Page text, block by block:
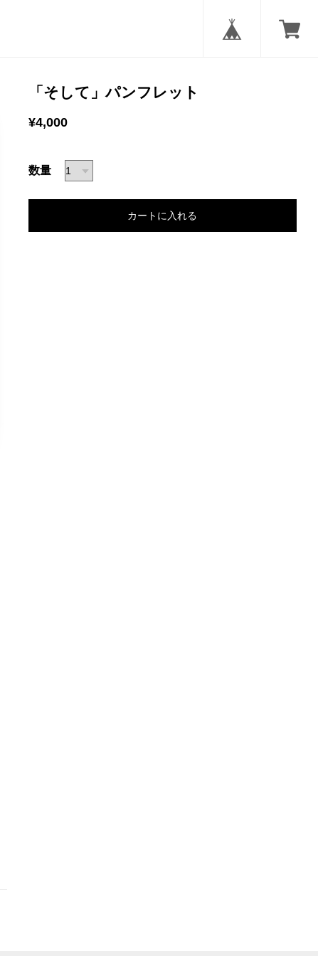
「そして」パンフレット
¥4,000
数量